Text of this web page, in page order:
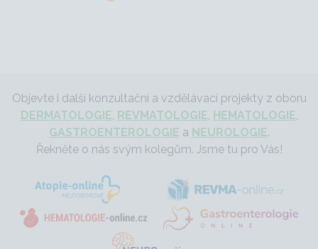
Objevte i další konzultační a vzdělávací projekty z oboru
DERMATOLOGIE REVMATOLOGIE HEMATOLOGIE
GASTROENTEROLOGIE a NEUROLOGIE.
Řekněte o nás svým kolegům. Jsme tu pro Vás!